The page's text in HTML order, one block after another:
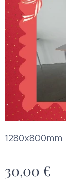
1280x800mm
30,00 €